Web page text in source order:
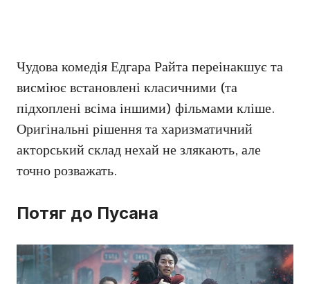
Чудова комедія Едгара Райта переінакшує та
висміює встановлені класичними (та
підхоплені всіма іншими) фільмами кліше.
Оригінальні рішення та харизматичний
акторський склад нехай не злякають, але
точно розважать.
Потяг до Пусана